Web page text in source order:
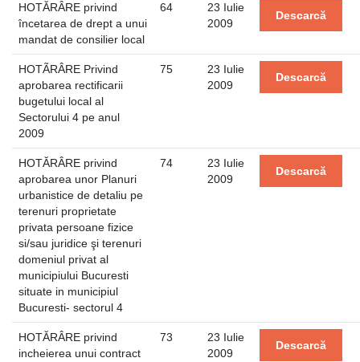
HOTĂRÂRE privind
încetarea de drept a unui
mandat de consilier local
64
23 Iulie
2009
Descarcă
HOTÃRÂRE Privind
aprobarea rectificarii
bugetului local al
Sectorului 4 pe anul
2009
75
23 Iulie
2009
Descarcă
HOTĂRÂRE privind
aprobarea unor Planuri
urbanistice de detaliu pe
terenuri proprietate
privata persoane fizice
si/sau juridice şi terenuri
domeniul privat al
municipiului Bucuresti
situate in municipiul
Bucuresti- sectorul 4
74
23 Iulie
2009
Descarcă
HOTĂRÂRE privind
incheierea unui contract
73
23 Iulie
2009
Descarcă